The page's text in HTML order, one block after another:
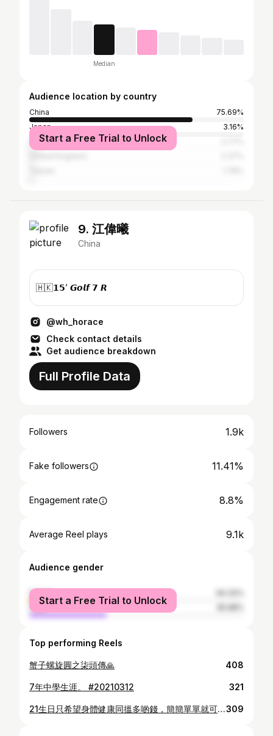
Median
Audience location by country
China
75.69%
Japan
3.16%
South Korea
Start a Free Trial to Unlock
9. 江偉曦
China
🇭🇰𝟭𝟱’ 𝙂𝙤𝙡𝙛 𝟳 𝙍
@wh_horace
Check contact details
Get audience breakdown
Full Profile Data
Followers 1.9k
Fake followers 11.41%
Engagement rate 8.8%
Average Reel plays 9.1k
Audience gender
female
male
Start a Free Trial to Unlock
Top performing Reels
蟹子螺旋圓之柒頭傳🙏 408
7年中學生涯。 #20210312 321
21生日只希望身體健康同搵多啲錢，簡簡單單就可以了🫶309